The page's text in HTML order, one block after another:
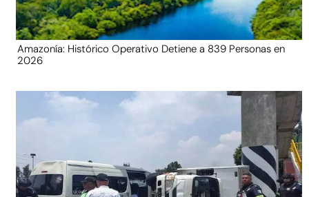
Amazonía: Histórico Operativo Detiene a 839 Personas en
2026